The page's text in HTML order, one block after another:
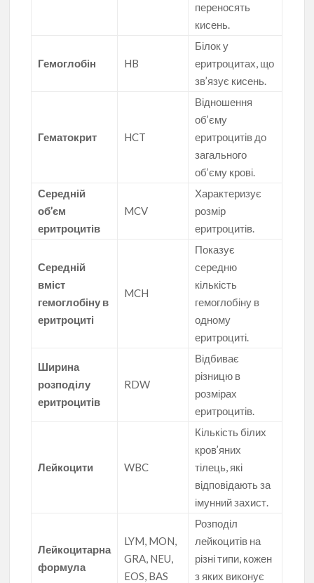
переносять
кисень.
Гемоглобін HB
Білок у
еритроцитах, що
зв’язує кисень.
Гематокрит HCT
Відношення
об’єму
еритроцитів до
загального
об’єму крові.
Середній
об’єм
еритроцитів
MCV
Характеризує
розмір
еритроцитів.
Середній
вміст
гемоглобіну в
еритроциті
MCH
Показує
середню
кількість
гемоглобіну в
одному
еритроциті.
Ширина
розподілу
еритроцитів
RDW
Відбиває
різницю в
розмірах
еритроцитів.
Лейкоцити WBC
Кількість білих
кров’яних
тілець, які
відповідають за
імунний захист.
Лейкоцитарна
формула
LYM, MON,
GRA, NEU,
EOS, BAS
Розподіл
лейкоцитів на
різні типи, кожен
з яких виконує